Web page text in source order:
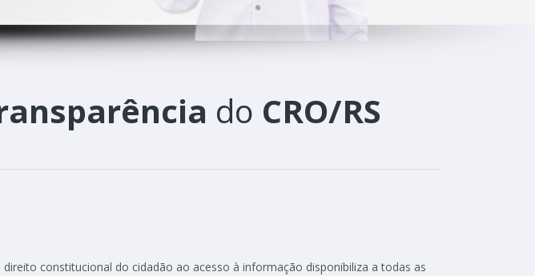
do CRO/RS
constitucional do cidadão ao acesso à informação disponibiliza a todas as